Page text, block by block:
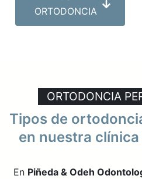
ORTODONCIA
ORTODONCIA
Tipos de
en nuestra
En Piñeda & Odeh